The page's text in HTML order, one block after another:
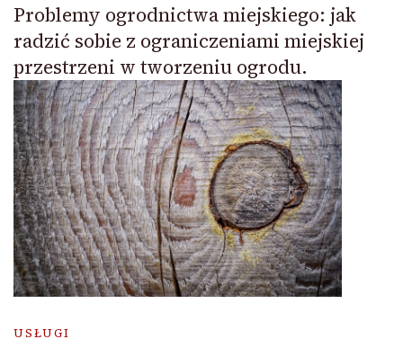
Problemy ogrodnictwa miejskiego: jak
radzić sobie z ograniczeniami miejskiej
przestrzeni w tworzeniu ogrodu.
USŁUGI